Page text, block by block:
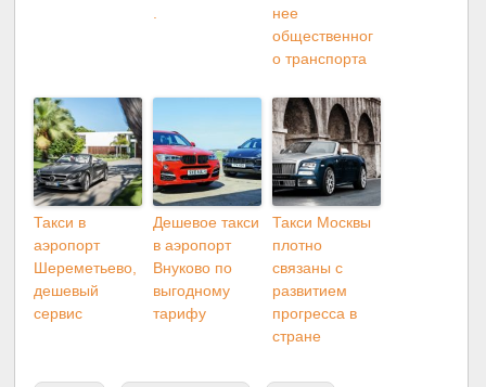
нее
общественног
о транспорта
Такси в
аэропорт
Шереметьево,
дешевый
сервис
Дешевое такси
в аэропорт
Внуково по
выгодному
тарифу
Такси Москвы
плотно
связаны с
развитием
прогресса в
стране